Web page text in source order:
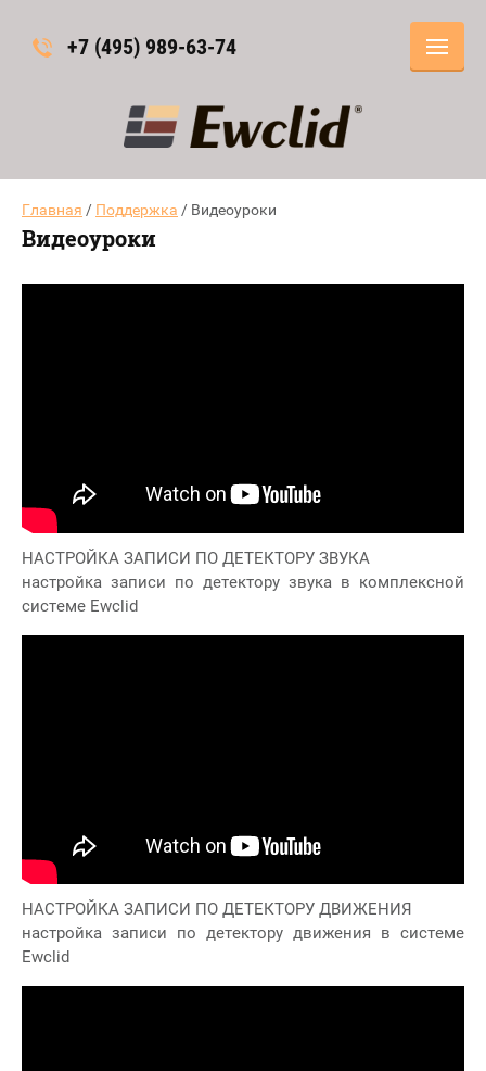
+7 (495) 989-63-74
Главная / Поддержка / Видеоуроки
Видеоуроки
НАСТРОЙКА ЗАПИСИ ПО ДЕТЕКТОРУ ЗВУКА
настройка записи по детектору звука в комплексной
системе Ewclid
НАСТРОЙКА ЗАПИСИ ПО ДЕТЕКТОРУ ДВИЖЕНИЯ
настройка записи по детектору движения в системе
Ewclid